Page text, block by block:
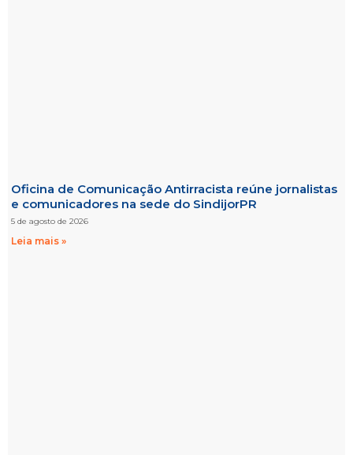
Oficina de Comunicação Antirracista reúne jornalistas
e comunicadores na sede do SindijorPR
5 de agosto de 2026
Leia mais »